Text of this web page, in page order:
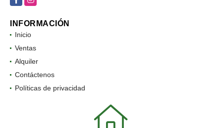
INFORMACIÓN
Inicio
Ventas
Alquiler
Contáctenos
Políticas de privacidad